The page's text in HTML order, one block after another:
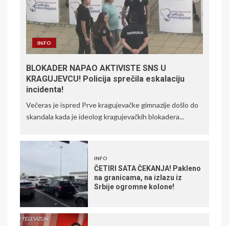
INFO
BLOKADER NAPAO AKTIVISTE SNS U
KRAGUJEVCU! Policija sprečila eskalaciju
incidenta!
Večeras je ispred Prve kragujevačke gimnazije došlo do
skandala kada je ideolog kragujevačkih blokadera...
INFO
ČETIRI SATA ČEKANJA! Pakleno
na granicama, na izlazu iz
Srbije ogromne kolone!